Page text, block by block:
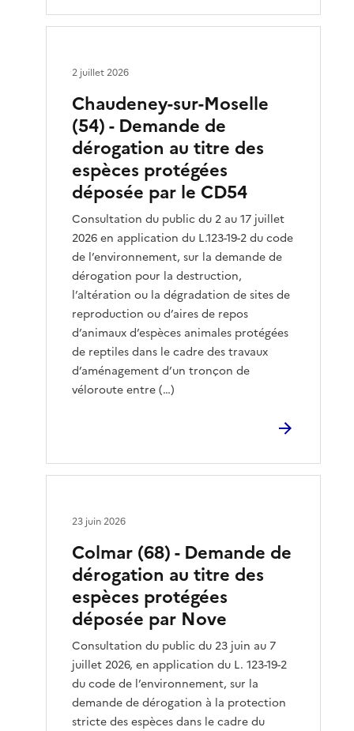
Chaudeney-sur-Moselle
(54) - Demande de
dérogation au titre des
espèces protégées
déposée par le CD54
Consultation du public du 2 au 17 juillet
2026 en application du L.123-19-2 du code
de l’environnement, sur la demande de
dérogation pour la destruction,
l’altération ou la dégradation de sites de
reproduction ou d’aires de repos
d’animaux d’espèces animales protégées
de reptiles dans le cadre des travaux
d’aménagement d’un tronçon de
véloroute entre (…)
2 juillet 2026
Colmar (68) - Demande de
dérogation au titre des
espèces protégées
déposée par Nove
Consultation du public du 23 juin au 7
juillet 2026, en application du L. 123-19-2
du code de l’environnement, sur la
demande de dérogation à la protection
stricte des espèces dans le cadre du
23 juin 2026